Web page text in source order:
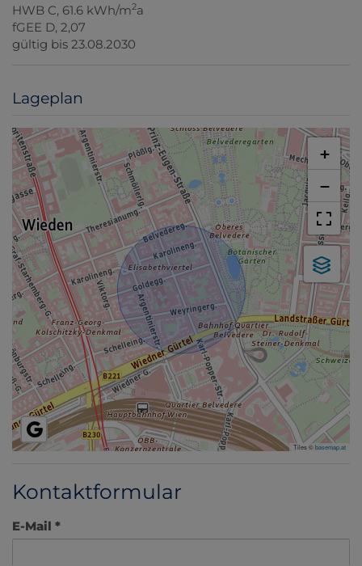
HWB C, 61.6 kWh/m2a
fGEE D, 2,07
gültig bis 23.08.2030
Lageplan
+
−
Tiles ©basemap.at
Kontaktformular
E-Mail